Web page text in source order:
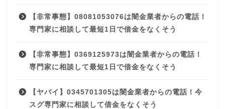
【非常事態】08081053076は闇金業者からの電話！
専門家に相談して最短1日で借金をなくそう
【非常事態】0369125973は闇金業者からの電話！
専門家に相談して最短1日で借金をなくそう
【ヤバイ】0345701305は闇金業者からの電話！今
スグ専門家に相談して借金をなくそう